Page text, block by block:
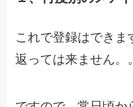
これで登録はできま
返っては来ません。